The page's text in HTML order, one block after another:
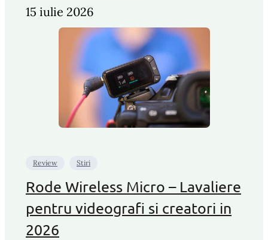
15 iulie 2026
Review Stiri
Rode Wireless Micro – Lavaliere
pentru videografi si creatori in
2026